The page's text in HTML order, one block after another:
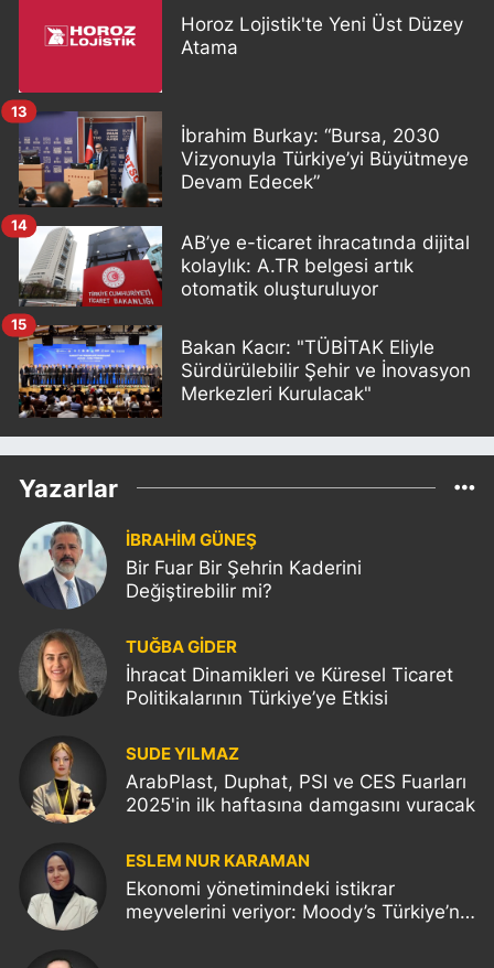
Horoz Lojistik'te Yeni Üst Düzey
Atama
İbrahim Burkay: “Bursa, 2030
Vizyonuyla Türkiye’yi Büyütmeye
Devam Edecek”
13
AB’ye e-ticaret ihracatında dijital
kolaylık: A.TR belgesi artık
otomatik oluşturuluyor
14
Bakan Kacır: "TÜBİTAK Eliyle
Sürdürülebilir Şehir ve İnovasyon
Merkezleri Kurulacak"
15
Yazarlar
İBRAHİM GÜNEŞ
Bir Fuar Bir Şehrin Kaderini
Değiştirebilir mi?
TUĞBA GİDER
İhracat Dinamikleri ve Küresel Ticaret
Politikalarının Türkiye’ye Etkisi
SUDE YILMAZ
ArabPlast, Duphat, PSI ve CES Fuarları
2025'in ilk haftasına damgasını vuracak
ESLEM NUR KARAMAN
Ekonomi yönetimindeki istikrar
meyvelerini veriyor: Moody’s Türkiye’nin